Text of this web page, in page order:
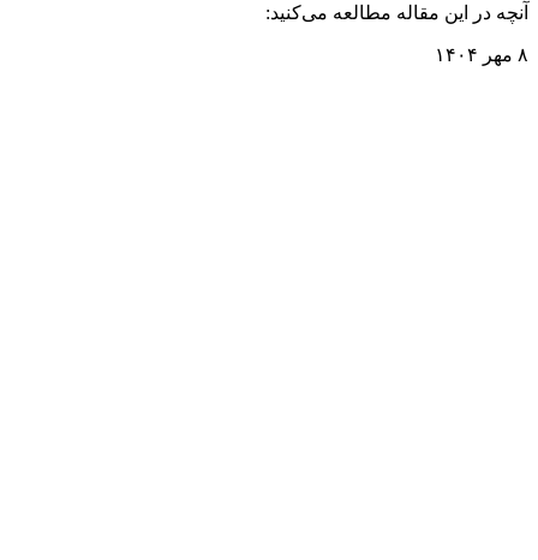
آنچه در این مقاله مطالعه می‌کنید:
۸ مهر ۱۴۰۴